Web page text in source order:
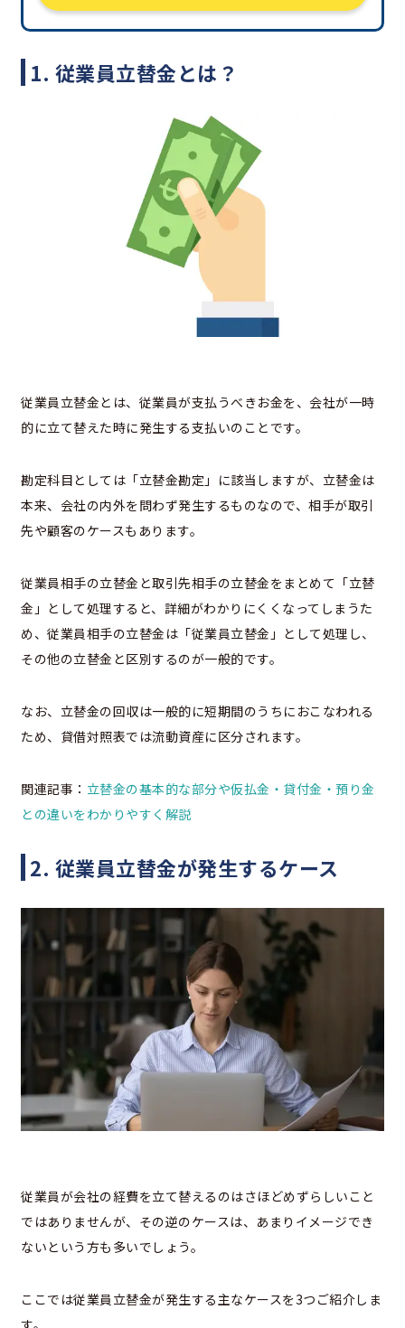
1. 従業員立替金とは？
従業員立替金とは、従業員が支払うべきお金を、会社が一時
的に立て替えた時に発生する支払いのことです。
勘定科目としては「立替金勘定」に該当しますが、立替金は
本来、会社の内外を問わず発生するものなので、相手が取引
先や顧客のケースもあります。
従業員相手の立替金と取引先相手の立替金をまとめて「立替
金」として処理すると、詳細がわかりにくくなってしまうた
め、従業員相手の立替金は「従業員立替金」として処理し、
その他の立替金と区別するのが一般的です。
なお、立替金の回収は一般的に短期間のうちにおこなわれる
ため、貸借対照表では流動資産に区分されます。
関連記事： 立替金の基本的な部分や仮払金・貸付金・預り金
との違いをわかりやすく解説
2. 従業員立替金が発生するケース
従業員が会社の経費を立て替えるのはさほどめずらしいこと
ではありませんが、その逆のケースは、あまりイメージでき
ないという方も多いでしょう。
ここでは従業員立替金が発生する主なケースを3つご紹介しま